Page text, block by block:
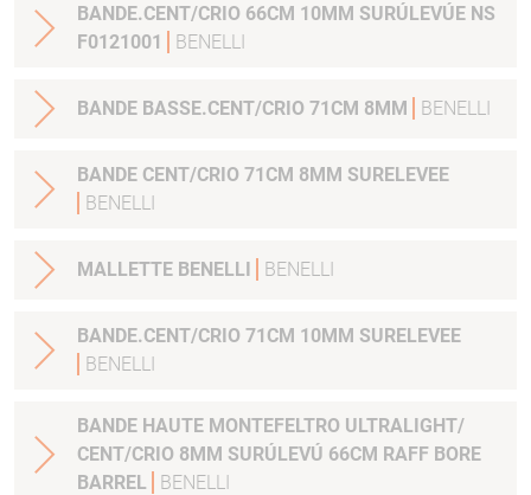
BANDE.CENT/CRIO 66CM 10MM SURÚLEVÚE NS
F0121001
BENELLI
BANDE BASSE.CENT/CRIO 71CM 8MM BENELLI
BANDE CENT/CRIO 71CM 8MM SURELEVEE
BENELLI
MALLETTE BENELLI BENELLI
BANDE.CENT/CRIO 71CM 10MM SURELEVEE
BENELLI
BANDE HAUTE MONTEFELTRO ULTRALIGHT/
CENT/CRIO 8MM SURÚLEVÚ 66CM RAFF BORE
BARREL
BENELLI